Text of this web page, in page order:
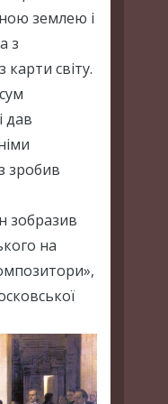
землею і
з
світу.
дав
зробив
зобразив
на